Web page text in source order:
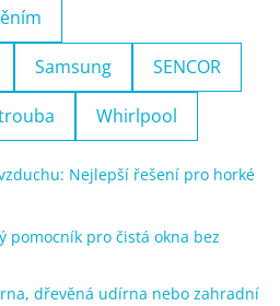
Samsung SENCOR
Whirlpool
Nejlepší řešení pro horké
pomocník pro čistá okna bez
dřevěná udírna nebo zahradní